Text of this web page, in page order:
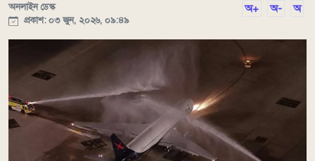
অনলাইন ডেস্ক
প্রকাশ: ০৩ জুন, ২০২৬, ০৯:৪৯
অ+ অ- অ